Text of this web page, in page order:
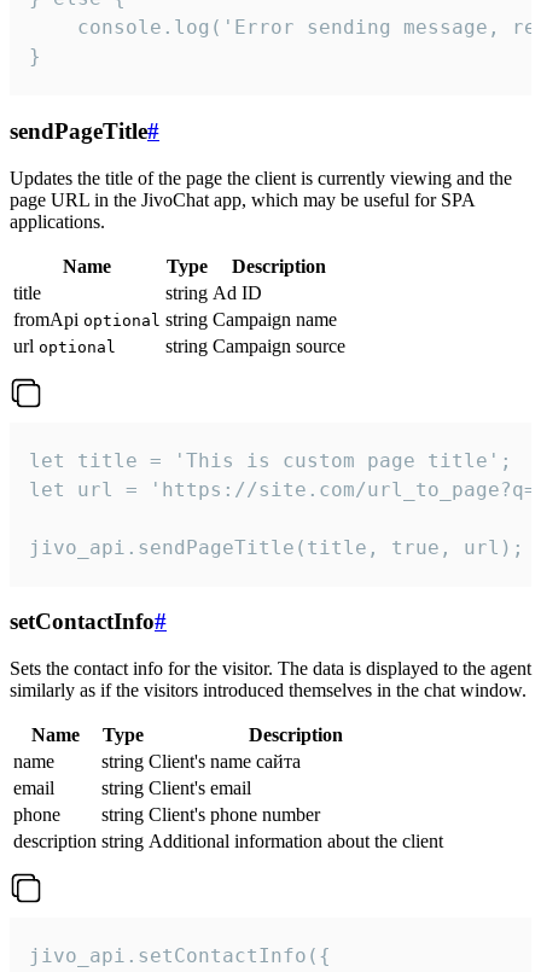
console.log('Error sending message,
}
sendPageTitle#
Updates the title of the page the client is currently viewing and the
page URL in the JivoChat app, which may be useful for SPA
applications.
Name Type
Description
title
string Ad ID
fromApi optional string Campaign name
url optional string Campaign source
let title = 'This is custom page title';
let url = 'https://site.com/
jivo_api.sendPageTitle(title, true, url);
setContactInfo#
Sets the contact info for the visitor. The data is displayed to the agent
similarly as if the visitors introduced themselves in the chat window.
Name Type
Description
name
string Client's name сайта
email
string Client's email
phone
string Client's phone number
description string Additional information about the client
jivo_api.setContactInfo({